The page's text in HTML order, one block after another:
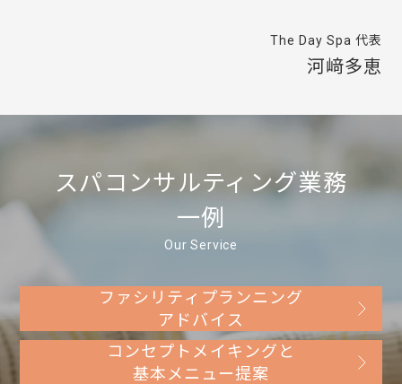
The Day Spa 代表
河﨑多恵
スパコンサルティング業務
一例
Our Service
ファシリティプランニング
アドバイス
コンセプトメイキングと
基本メニュー提案